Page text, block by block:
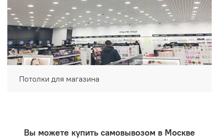
Потолки для магазина
Вы можете купить самовывозом в Москве